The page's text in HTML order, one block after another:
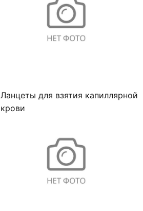
Ланцеты для взятия капиллярной
крови